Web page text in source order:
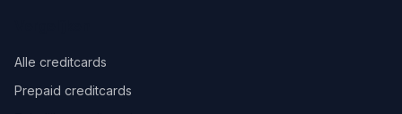
Alle creditcards
Prepaid creditcards